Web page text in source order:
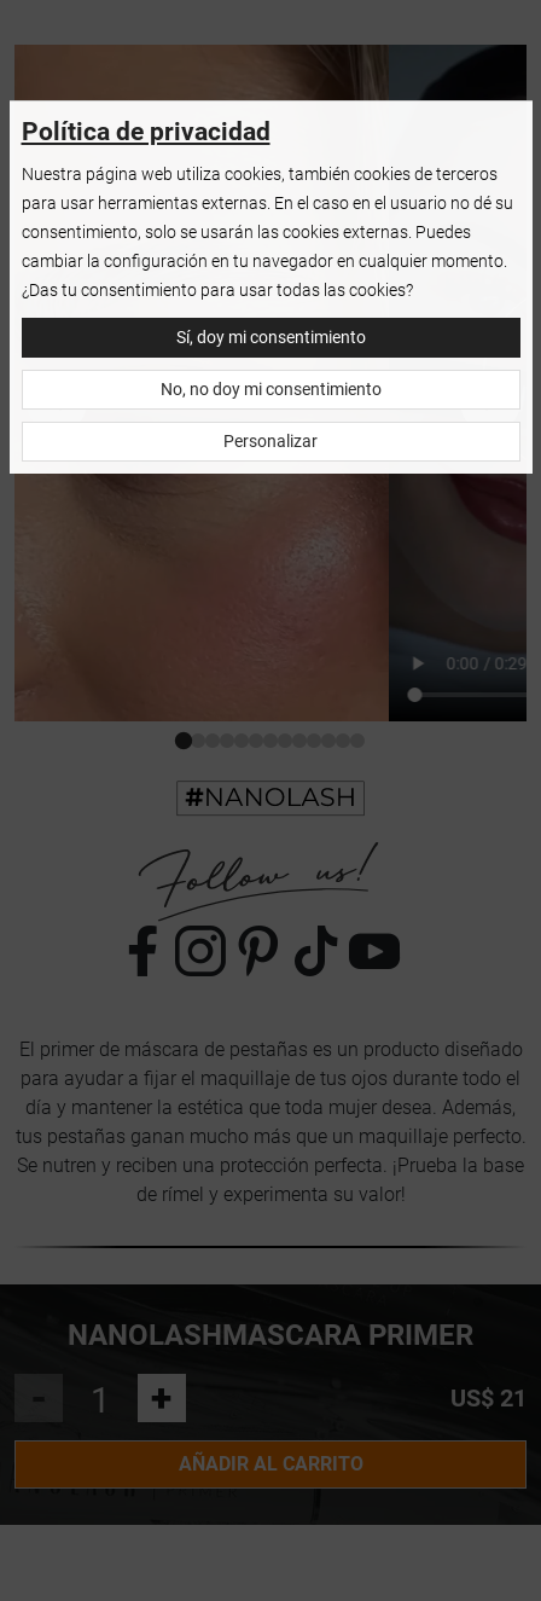
El primer de máscara de pestañas es un producto diseñado
para ayudar a fijar el maquillaje de tus ojos durante todo el
día y mantener la estética que toda mujer desea. Además,
tus pestañas ganan mucho más que un maquillaje perfecto.
Se nutren y reciben una protección perfecta. ¡Prueba la base
de rímel y experimenta su valor!
NANOLASHMASCARA PRIMER
+ US$ 21
AÑADIR AL CARRITO
Política de privacidad
Nuestra página web utiliza cookies, también cookies de terceros
para usar herramientas externas. En el caso en el usuario no dé su
consentimiento, solo se usarán las cookies externas. Puedes
cambiar la configuración en tu navegador en cualquier momento.
¿Das tu consentimiento para usar todas las cookies?
Sí, doy mi consentimiento
No, no doy mi consentimiento
Personalizar